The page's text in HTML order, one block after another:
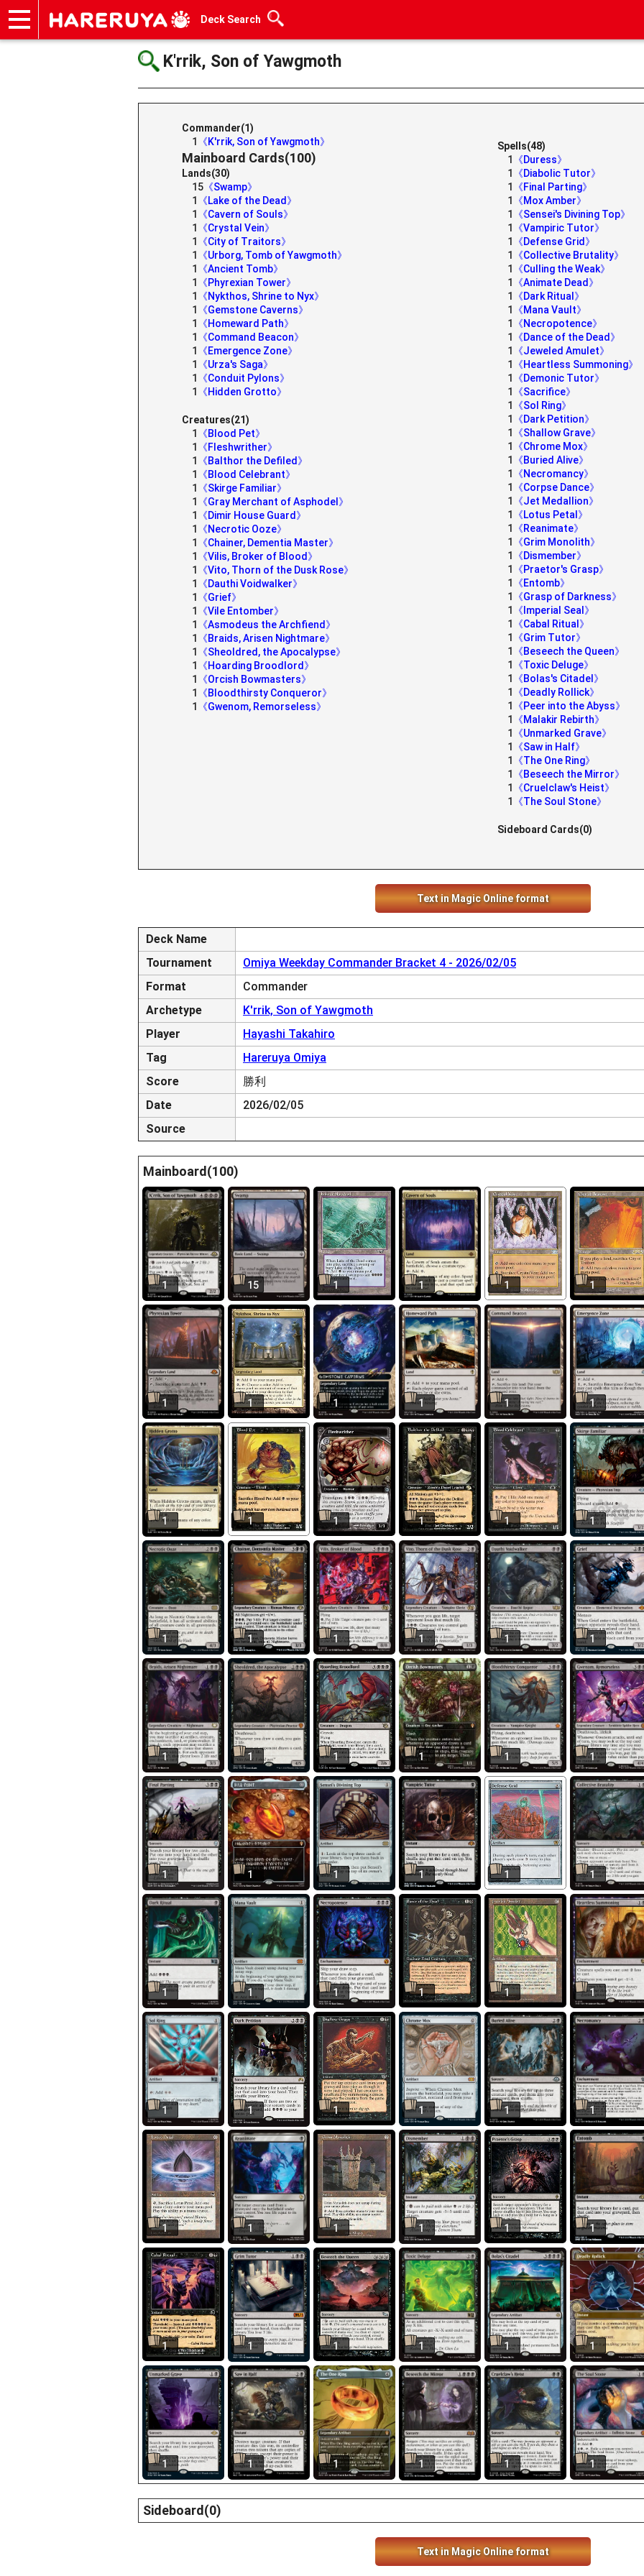
Deck Search
K'rrik, Son of Yawgmoth
Commander(1)
1
《K'rrik, Son of Yawgmoth》
Mainboard Cards(100)
Lands(30)
15 《Swamp》
1
《Lake of the Dead》
1
《Cavern of Souls》
1
《Crystal Vein》
1
《City of Traitors》
1
《Urborg, Tomb of Yawgmoth》
1
《Ancient Tomb》
1
《Phyrexian Tower》
1
《Nykthos, Shrine to Nyx》
1
《Gemstone Caverns》
1
《Homeward Path》
1
《Command Beacon》
1
《Emergence Zone》
1
《Urza's Saga》
1
《Conduit Pylons》
1
《Hidden Grotto》
Creatures(21)
1
《Blood Pet》
1
《Fleshwrither》
1
《Balthor the Defiled》
1
《Blood Celebrant》
1
《Skirge Familiar》
1
《Gray Merchant of Asphodel》
1
《Dimir House Guard》
1
《Necrotic Ooze》
1
《Chainer, Dementia Master》
1
《Vilis, Broker of Blood》
1
《Vito, Thorn of the Dusk Rose》
1
《Dauthi Voidwalker》
1
《Grief》
1
《Vile Entomber》
1
《Asmodeus the Archfiend》
1
《Braids, Arisen Nightmare》
1
《Sheoldred, the Apocalypse》
1
《Hoarding Broodlord》
1
《Orcish Bowmasters》
1
《Bloodthirsty Conqueror》
1
《Gwenom, Remorseless》
Spells(48)
1
《Duress》
1
《Diabolic Tutor》
1
《Final Parting》
1
《Mox Amber》
1
《Sensei's Divining Top》
1
《Vampiric Tutor》
1
《Defense Grid》
1
《Collective Brutality》
1
《Culling the Weak》
1
《Animate Dead》
1
《Dark Ritual》
1
《Mana Vault》
1
《Necropotence》
1
《Dance of the Dead》
1
《Jeweled Amulet》
1
《Heartless Summoning》
1
《Demonic Tutor》
1
《Sacrifice》
1
《Sol Ring》
1
《Dark Petition》
1
《Shallow Grave》
1
《Chrome Mox》
1
《Buried Alive》
1
《Necromancy》
1
《Corpse Dance》
1
《Jet Medallion》
1
《Lotus Petal》
1
《Reanimate》
1
《Grim Monolith》
1
《Dismember》
1
《Praetor's Grasp》
1
《Entomb》
1
《Grasp of Darkness》
1
《Imperial Seal》
1
《Cabal Ritual》
1
《Grim Tutor》
1
《Beseech the Queen》
1
《Toxic Deluge》
1
《Bolas's Citadel》
1
《Deadly Rollick》
1
《Peer into the Abyss》
1
《Malakir Rebirth》
1
《Unmarked Grave》
1
《Saw in Half》
1
《The One Ring》
1
《Beseech the Mirror》
1
《Cruelclaw's Heist》
1
《The Soul Stone》
Sideboard Cards(0)
Text in Magic Online format
Deck Name
Tournament
Omiya Weekday Commander Bracket 4 - 2026/02/05
Format
Commander
Archetype
K'rrik, Son of Yawgmoth
Player
Hayashi Takahiro
Tag
Hareruya Omiya
Score
勝利
Date
2026/02/05
Source
Mainboard(100)
1 15 1 1 1 1
1 1 1 1 1 1
1 1 1 1 1 1
1 1 1 1 1 1
1 1 1 1 1 1
1 1 1 1 1 1
1 1 1 1 1 1
1 1 1 1 1 1
1 1 1 1 1 1
1 1 1 1 1 1
1 1 1 1 1 1
Sideboard(0)
Text in Magic Online format